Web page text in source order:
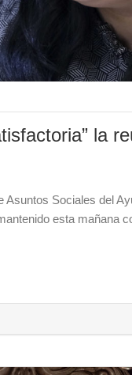
la
Sociales del
esta mañana